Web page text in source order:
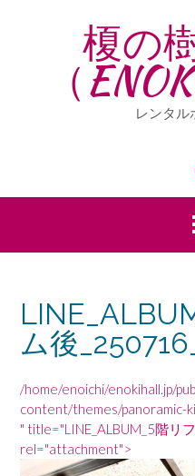
榎の
（
レンタル
ム後
/home/enoichi/enokihall.jp/
content/themes/panoramic-
" title="LINE_ALBUM_5階リ
rel="attachment">